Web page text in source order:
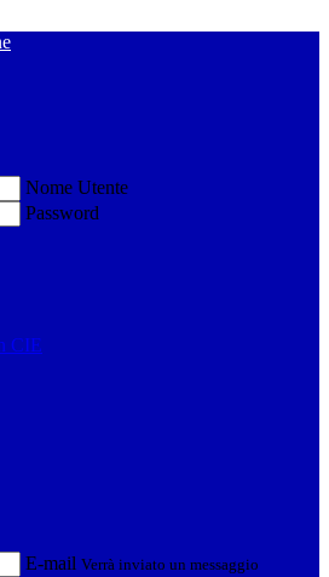
Nome Utente
Password
CIE
E-mail Verrà inviato un messaggio